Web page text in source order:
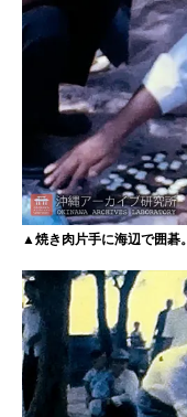
▲焼き肉片手に海辺で囲碁。